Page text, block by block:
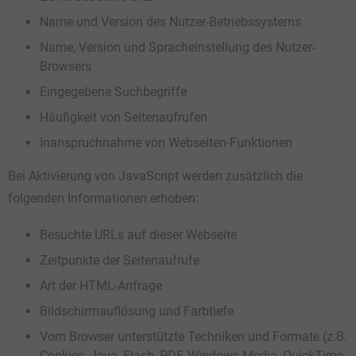
Name und Version des Nutzer-Betriebssystems
Name, Version und Spracheinstellung des Nutzer-
Browsers
Eingegebene Suchbegriffe
Häufigkeit von Seitenaufrufen
Inanspruchnahme von Webseiten-Funktionen
Bei Aktivierung von JavaScript werden zusätzlich die
folgenden Informationen erhoben:
Besuchte URLs auf dieser Webseite
Zeitpunkte der Seitenaufrufe
Art der HTML-Anfrage
Bildschirmauflösung und Farbtiefe
Vom Browser unterstützte Techniken und Formate (z.B.